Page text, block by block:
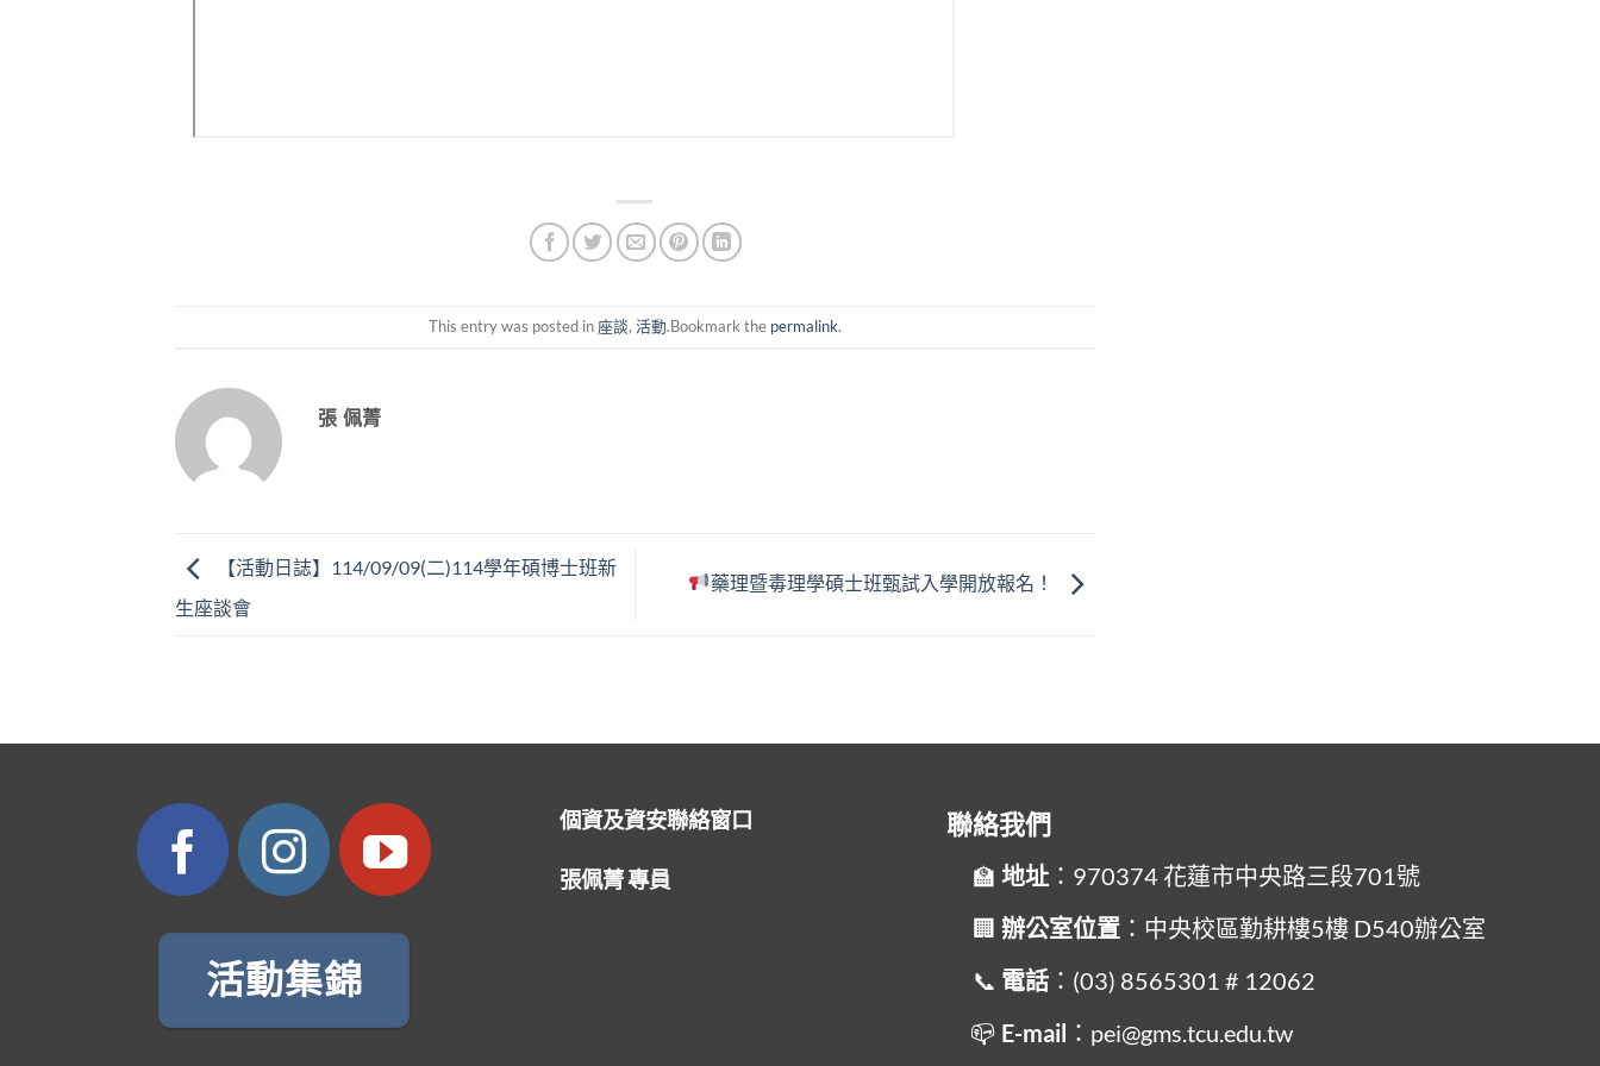
This entry was posted in 座談, 活動.Bookmark the permalink.
張 佩菁
【活動日誌】114/09/09(二)114學年碩博士班新
生座談會
藥理暨毒理學碩士班甄試入學開放報名！
活動集錦
個資及資安聯絡窗口
張佩菁 專員
聯絡我們
地址 ：970374 花蓮市中央路三段701號
辦公室位置 ：中央校區勤耕樓5樓 D540辦公室
電話 ：(03) 8565301 # 12062
E-mail ：pei@gms.tcu.edu.tw